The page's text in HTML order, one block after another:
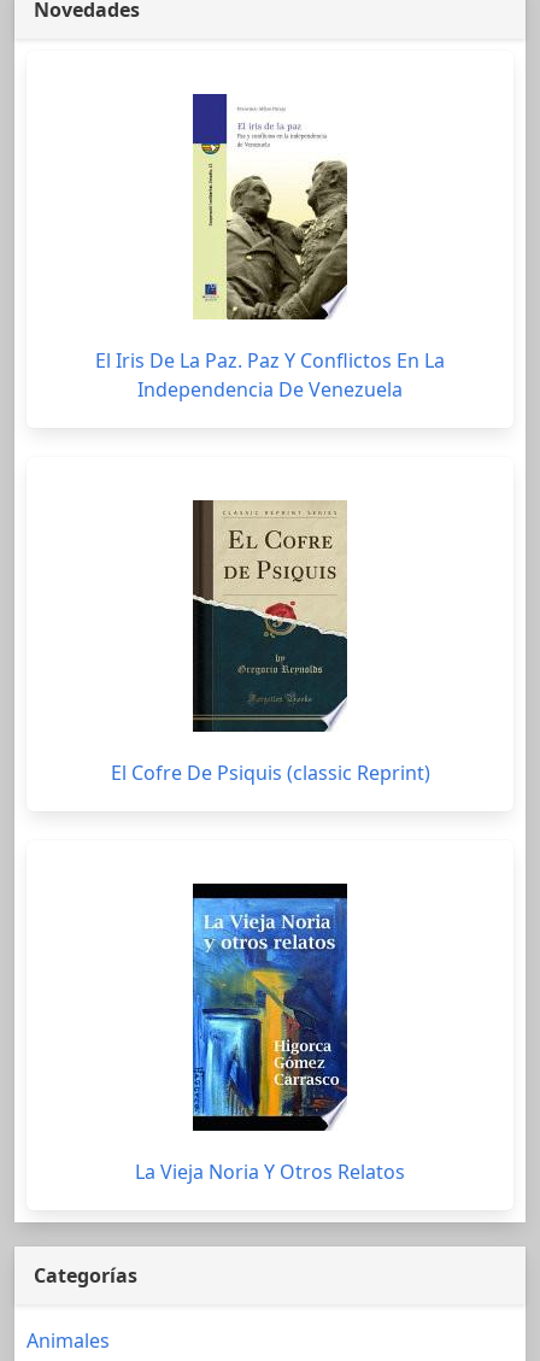
Novedades
El Iris De La Paz. Paz Y Conflictos En La
Independencia De Venezuela
El Cofre De Psiquis (classic Reprint)
La Vieja Noria Y Otros Relatos
Categorías
Animales